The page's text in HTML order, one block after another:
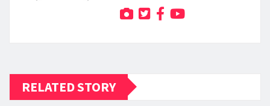
RELATED STORY